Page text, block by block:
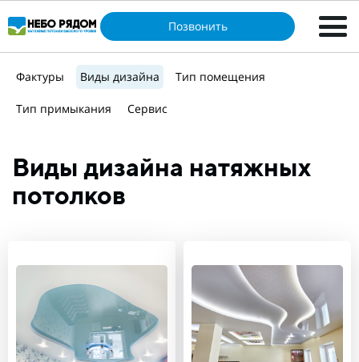
Позвонить
Фактуры Виды дизайна Тип помещения
Тип примыкания Сервис
Виды дизайна натяжных
потолков